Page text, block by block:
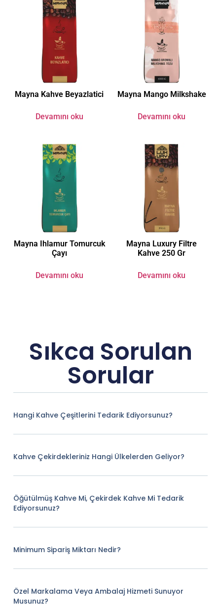
Mayna Kahve Beyazlatici
Devamını oku
Mayna Mango Milkshake
Devamını oku
Mayna Ihlamur Tomurcuk
Çayı
Devamını oku
Mayna Luxury Filtre
Kahve 250 Gr
Devamını oku
Sıkca Sorulan
Sorular
Hangi Kahve Çeşitlerini Tedarik Ediyorsunuz?
Kahve Çekirdekleriniz Hangi Ülkelerden Geliyor?
Öğütülmüş Kahve Mi, Çekirdek Kahve Mi Tedarik
Ediyorsunuz?
Minimum Sipariş Miktarı Nedir?
Özel Markalama Veya Ambalaj Hizmeti Sunuyor
Musunuz?